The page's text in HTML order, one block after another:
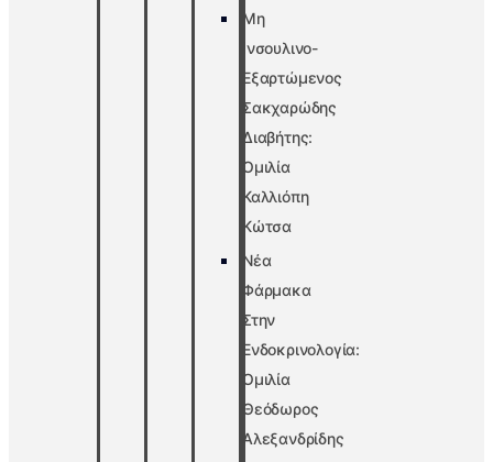
Μη
Ινσουλινο-
Εξαρτώμενος
Σακχαρώδης
Διαβήτης:
Ομιλία
Καλλιόπη
Κώτσα
Νέα
Φάρμακα
Στην
Ενδοκρινολογία:
Ομιλία
Θεόδωρος
Αλεξανδρίδης